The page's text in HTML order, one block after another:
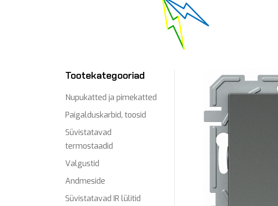
Tootekategooriad
Nupukatted ja pimekatted
Paigalduskarbid, toosid
Süvistatavad
termostaadid
Valgustid
Andmeside
Süvistatavad IR lülitid